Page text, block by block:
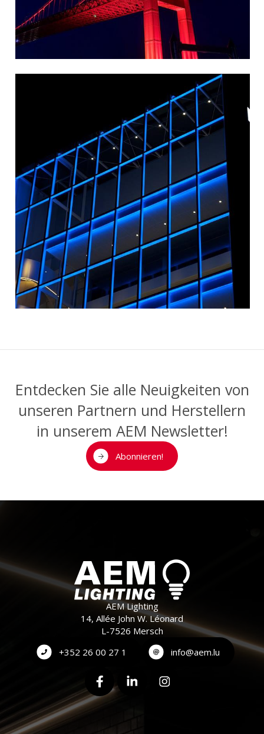
Entdecken Sie alle Neuigkeiten von
unseren Partnern und Herstellern
in unserem AEM Newsletter!
Abonnieren!
AEM Lighting
14, Allée John W. Léonard
L-7526 Mersch
+352 26 00 27 1
info@aem.lu